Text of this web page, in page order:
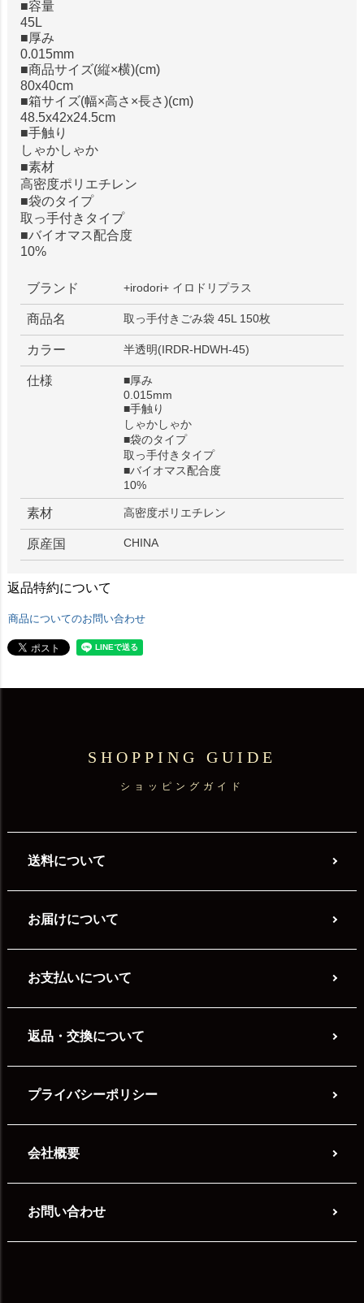
■容量
45L
■厚み
0.015mm
■商品サイズ(縦×横)(cm)
80x40cm
■箱サイズ(幅×高さ×長さ)(cm)
48.5x42x24.5cm
■手触り
しゃかしゃか
■素材
高密度ポリエチレン
■袋のタイプ
取っ手付きタイプ
■バイオマス配合度
10%
ブランド +irodori+ イロドリプラス
商品名 取っ手付きごみ袋 45L 150枚
カラー 半透明(IRDR-HDWH-45)
仕様
■厚み
0.015mm
■手触り
しゃかしゃか
■袋のタイプ
取っ手付きタイプ
■バイオマス配合度
10%
素材 高密度ポリエチレン
原産国 CHINA
返品特約について
商品についてのお問い合わせ
SHOPPING GUIDE
ショッピングガイド
送料について
お届けについて
お支払いについて
返品・交換について
プライバシーポリシー
会社概要
お問い合わせ